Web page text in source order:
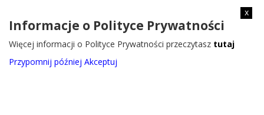
x
Informacje o Polityce Prywatności
Więcej informacji o Polityce Prywatności przeczytasz tutaj
Przypomnij później Akceptuj